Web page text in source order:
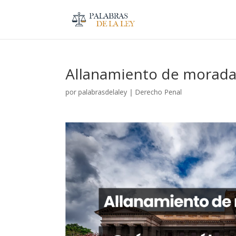
Allanamiento de morada
porpalabrasdelaley | Derecho Penal